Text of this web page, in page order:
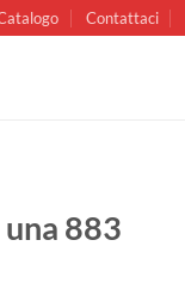
Contattaci
883